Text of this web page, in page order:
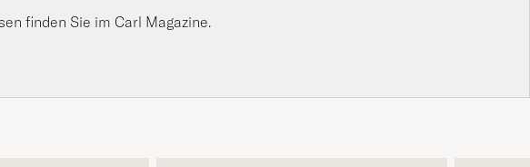
finden Sie im Carl Magazine.